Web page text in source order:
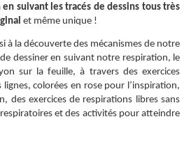
suivant les tracés de dessins tous très
et même unique !
à la découverte des mécanismes de notre
dessiner en suivant notre respiration, le
sur la feuille, à travers des exercices
colorées en rose pour l’inspiration,
des exercices de respirations libres sans
et des activités pour atteindre